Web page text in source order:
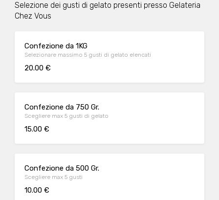
Selezione dei gusti di gelato presenti presso Gelateria
Chez Vous
Confezione da 1KG
Selezionare massimo 5 gusti di gelato elencati
20.00 €
Confezione da 750 Gr.
Scegliere max 5 gusti di gelato
15.00 €
Confezione da 500 Gr.
Scegliere max 5 gusti
10.00 €